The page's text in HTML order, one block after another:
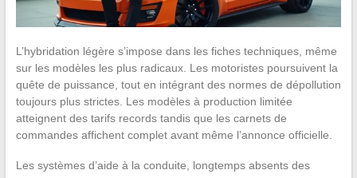
L’hybridation légère s’impose dans les fiches techniques, même
sur les modèles les plus radicaux. Les motoristes poursuivent la
quête de puissance, tout en intégrant des normes de dépollution
toujours plus strictes. Les modèles à production limitée
atteignent des tarifs records tandis que les carnets de
commandes affichent complet avant même l’annonce officielle.
Les systèmes d’aide à la conduite, longtemps absents des